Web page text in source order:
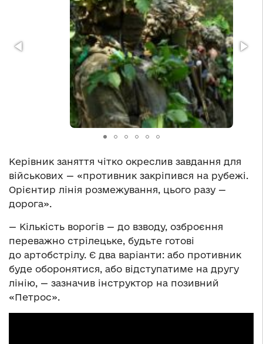
Керівник заняття чітко окреслив завдання для
військових — «противник закріпився на рубежі.
Орієнтир лінія розмежування, цього разу —
дорога».
— Кількість ворогів — до взводу, озброєння
переважно стрілецьке, будьте готові
до артобстрілу. Є два варіанти: або противник
буде оборонятися, або відступатиме на другу
лінію, — зазначив інструктор на позивний
«Петрос».